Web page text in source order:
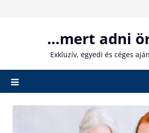
…mert adni
Exkluzív, egyedi és céges